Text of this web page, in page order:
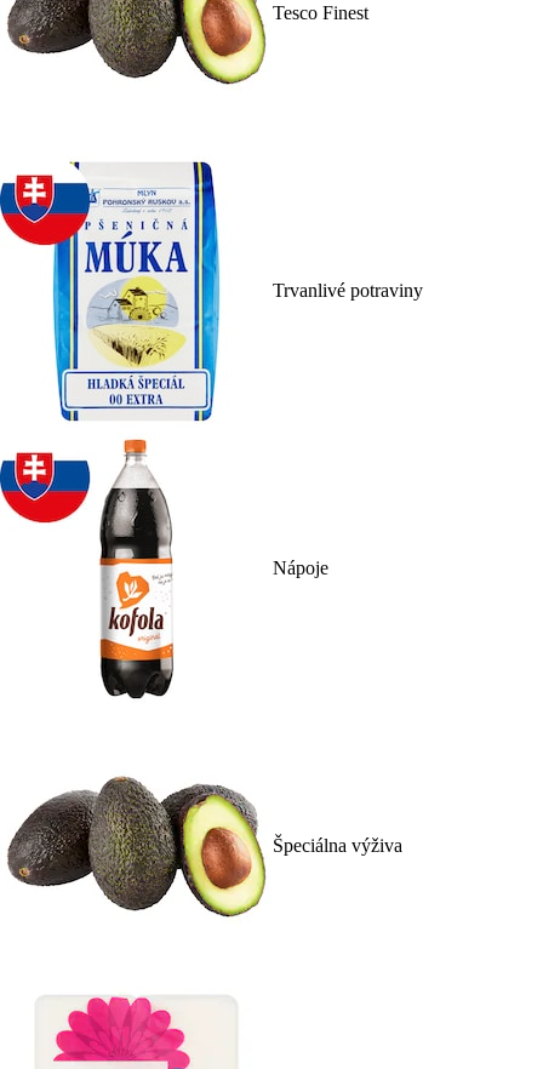
Tesco Finest
Trvanlivé potraviny
Nápoje
Špeciálna výživa